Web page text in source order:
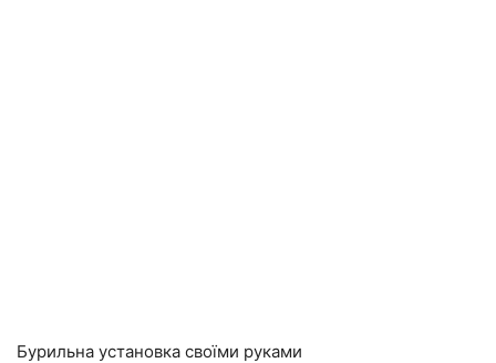
Бурильна установка своїми руками